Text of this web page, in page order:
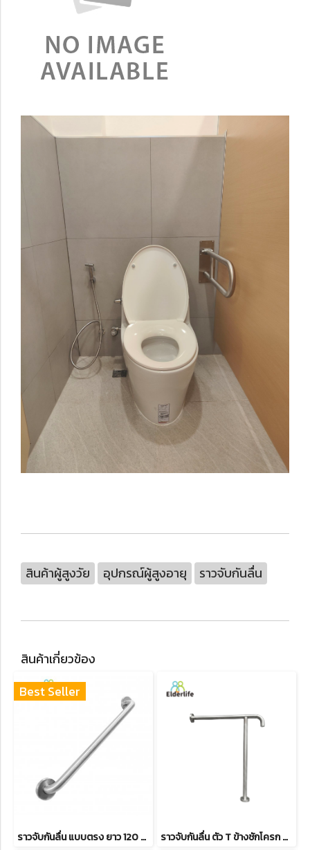
สินค้าผู้สูงวัย อุปกรณ์ผู้สูงอายุ ราวจับกันลื่น
สินค้าเกี่ยวข้อง
Best Seller
ราวจับกันลื่น แบบตรง ยาว 120 ซม. สแตนเลส 304 รุ่น BH-046 ราวจับกันลื่น ตัว T ข้างชักโครก สแตนเลส 304 รุ่น BH-044